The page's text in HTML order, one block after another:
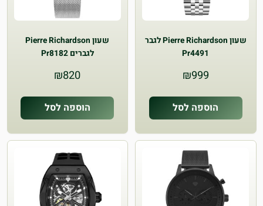
שעון Pierre Richardson לגבר
Pr4491
₪999
הוספה לסל
שעון Pierre Richardson
לגברים Pr8182
₪820
הוספה לסל